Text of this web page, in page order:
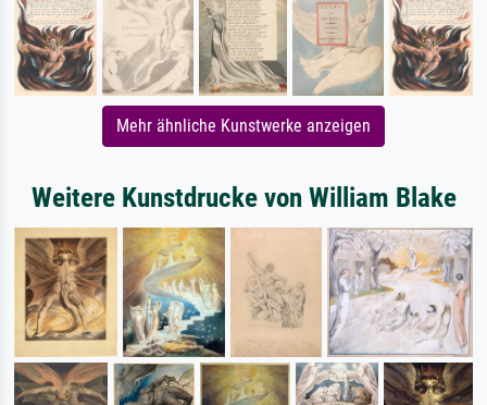
Mehr ähnliche Kunstwerke anzeigen
Weitere Kunstdrucke von William Blake